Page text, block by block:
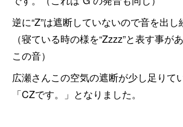
逆に“Z”は遮断していないので音を出し
（寝ている時の様を“Zzzz”と表す事が
この音）
広瀬さんこの空気の遮断が少し足りて
「CZです。」となりました。